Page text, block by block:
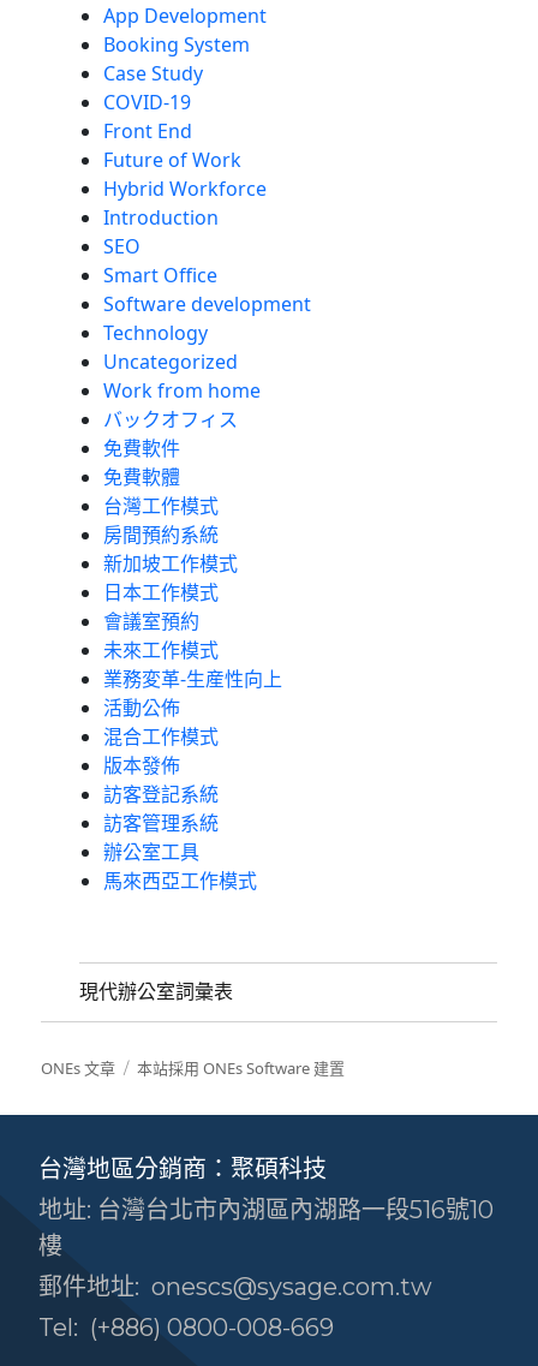
App Development
Booking System
Case Study
COVID-19
Front End
Future of Work
Hybrid Workforce
Introduction
SEO
Smart Office
Software development
Technology
Uncategorized
Work from home
バックオフィス
免費軟件
免費軟體
台灣工作模式
房間預約系統
新加坡工作模式
日本工作模式
會議室預約
未來工作模式
業務変革-生産性向上
活動公佈
混合工作模式
版本發佈
訪客登記系統
訪客管理系統
辦公室工具
馬來西亞工作模式
現代辦公室詞彙表
ONEs 文章 本站採用 ONEs Software 建置
台灣地區分銷商：聚碩科技
地址: 台灣台北市內湖區內湖路一段516號10
樓
郵件地址: onescs@sysage.com.tw
Tel: (+886) 0800-008-669